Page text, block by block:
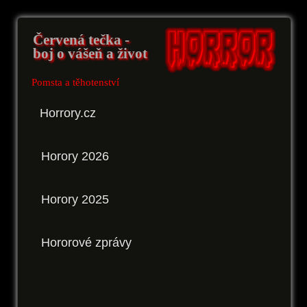
Červená tečka -
boj o vášeň a život
Pomsta a těhotenství
Horrory.cz
Horory 2026
Horory 2025
Hororové zprávy